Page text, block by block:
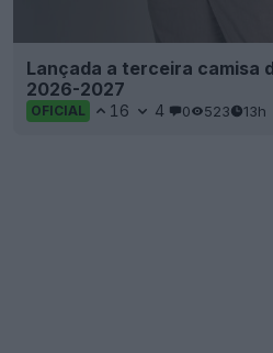
Lançada a terceira camisa
2026-2027
OFICIAL 16 4 0 523 13h